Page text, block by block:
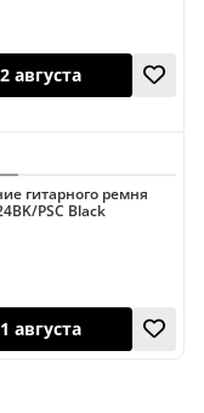
12 августа
гитарного ремня
PSC Black